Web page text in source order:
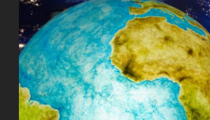
Wyszukaj